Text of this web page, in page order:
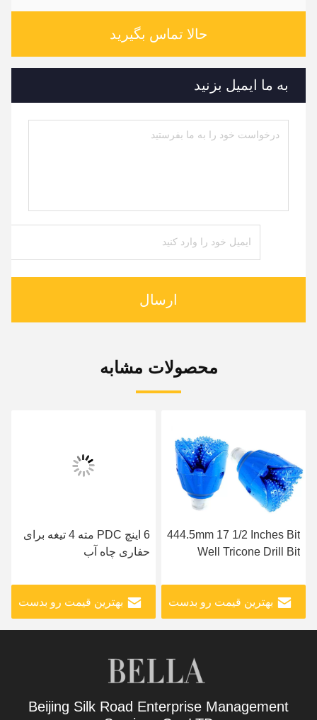
حالا تماس بگیرید
به ما ایمیل بزنید
ارسال
محصولات مشابه
444.5mm 17 1/2 Inches Bit
Well Tricone Drill Bit
بهترین قیمت رو بدست
6 اینچ PDC مته 4 تیغه برای
حفاری چاه آب
بهترین قیمت رو بدست
Beijing Silk Road Enterprise Management